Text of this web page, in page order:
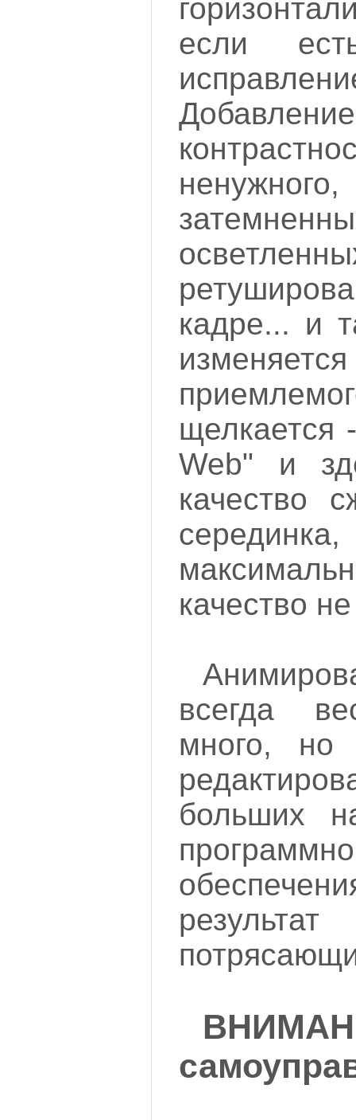
если
кадре... и
щелкается
Web" и
качество
качество
всегда
много, но
больших